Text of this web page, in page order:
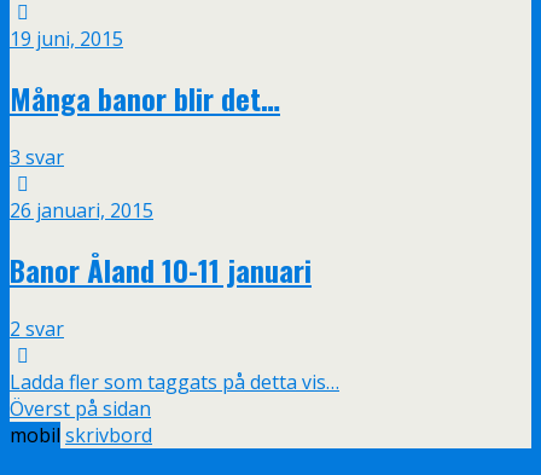
19 juni, 2015
Många banor blir det…
3 svar
26 januari, 2015
Banor Åland 10-11 januari
2 svar
Ladda fler som taggats på detta vis…
Överst på sidan
mobil skrivbord